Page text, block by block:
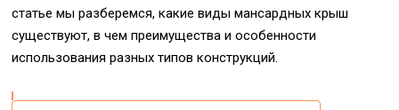
статье мы разберемся, какие виды мансардных крыш
существуют, в чем преимущества и особенности
использования разных типов конструкций.